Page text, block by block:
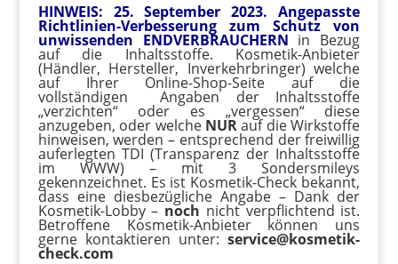
HINWEIS: 25. September 2023. Angepasste
Richtlinien-Verbesserung zum Schutz von
unwissenden ENDVERBRAUCHERN in Bezug
auf die Inhaltsstoffe. Kosmetik-Anbieter
(Händler, Hersteller, Inverkehrbringer) welche
auf Ihrer Online-Shop-Seite auf die
vollständigen Angaben der Inhaltsstoffe
„verzichten“ oder es „vergessen“ diese
anzugeben, oder welche NURauf die Wirkstoffe
hinweisen, werden – entsprechend der freiwillig
auferlegten TDI (Transparenz der Inhaltsstoffe
im WWW) – mit 3 Sondersmileys
gekennzeichnet. Es ist Kosmetik-Check bekannt,
dass eine diesbezügliche Angabe – Dank der
Kosmetik-Lobby – noch nicht verpflichtend ist.
Betroffene Kosmetik-Anbieter können uns
gerne kontaktieren unter:service@kosmetik-
check.com